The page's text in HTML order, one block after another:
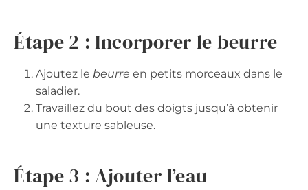
Étape 2 : Incorporer le beurre
Ajoutez le beurre en petits morceaux dans le
saladier.
Travaillez du bout des doigts jusqu’à obtenir
une texture sableuse.
Étape 3 : Ajouter l’eau